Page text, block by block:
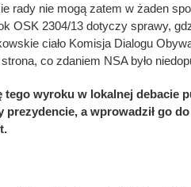
rady nie mogą zatem w żaden
OSK 2304/13 dotyczy sprawy,
ciało Komisja Dialogu
co zdaniem NSA było
tego wyroku w lokalnej debacie
prezydencie, a wprowadził go